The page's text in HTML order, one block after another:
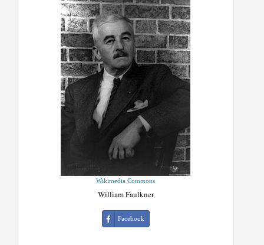
Wikimedia Commons
William Faulkner
Facebook